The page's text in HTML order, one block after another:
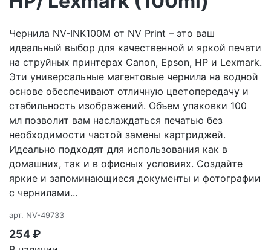
Чернила NV-INK100M от NV Print – это ваш
идеальный выбор для качественной и яркой печати
на струйных принтерах Canon, Epson, HP и Lexmark.
Эти универсальные магентовые чернила на водной
основе обеспечивают отличную цветопередачу и
стабильность изображений. Объем упаковки 100
мл позволит вам наслаждаться печатью без
необходимости частой замены картриджей.
Идеально подходят для использования как в
домашних, так и в офисных условиях. Создайте
яркие и запоминающиеся документы и фотографии
с чернилами...
арт. NV-49733
254₽